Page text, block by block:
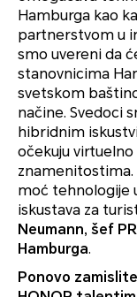
Hamburga kao
partnerstvom u
smo uvereni da
stanovnicima
svetskom
načine. Svedoci
hibridnim
očekuju
znamenitostima.
moć tehnologije
iskustava za
Neumann, šef
Hamburga.
Ponovo